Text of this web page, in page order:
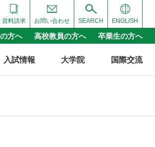
ENGLISH
SEARCH
お問い合わせ
資料請求
方へ 高校教員の方へ 卒業生の方へ
入試情報 大学院 国際交流